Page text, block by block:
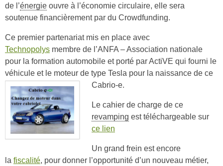
de l’énergie ouvre à l’économie circulaire, elle sera
soutenue financièrement par du Crowdfunding.
Ce premier partenariat mis en place avec
Technopolys membre de l’ANFA – Association nationale
pour la formation automobile et porté par ActiVE qui fourni le
véhicule et le moteur de type Tesla pour la naissance de ce
Cabrio-e.
Le cahier de charge de ce
revamping est téléchargeable sur
ce lien
Un grand frein est encore
la fiscalité, pour donner l’opportunité d’un nouveau métier,